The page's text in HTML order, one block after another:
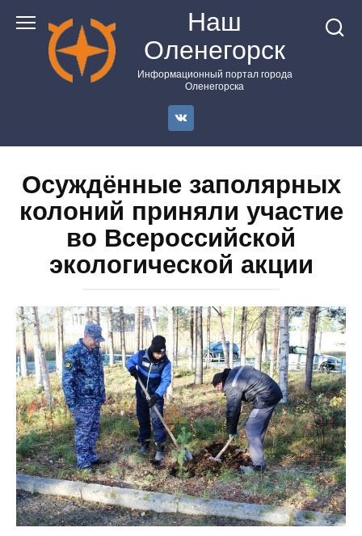
контенту
Наш
Оленегорск
Информационный портал города
Оленегорска
Осуждённые заполярных
колоний приняли участие
во Всероссийской
экологической акции